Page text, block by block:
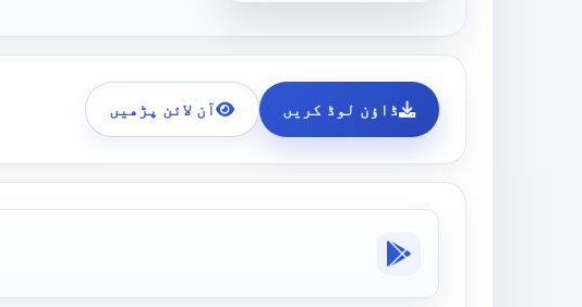
ڈاؤن لوڈ کریں آن لائن پڑھیں